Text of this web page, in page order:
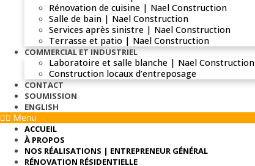
Rénovation de cuisine | Nael Construction
Salle de bain | Nael Construction
Services après sinistre | Nael Construction
Terrasse et patio | Nael Construction
COMMERCIAL ET INDUSTRIEL
Laboratoire et salle blanche | Nael Construction
Construction locaux d’entreposage
CONTACT
SOUMISSION
ENGLISH
Menu
ACCUEIL
À PROPOS
NOS RÉALISATIONS | ENTREPRENEUR GÉNÉRAL
RÉNOVATION RÉSIDENTIELLE